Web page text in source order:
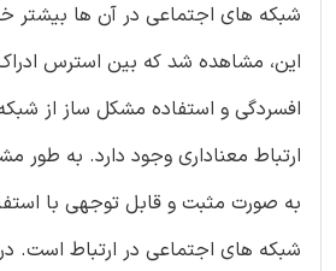
شبکه های اجتماعی در آن ها بیشتر
این، مشاهده شد که بین استرس
افسردگی و استفاده مشکل ساز از
ارتباط معناداری وجود دارد. به طور
به صورت مثبت و قابل توجهی با
شبکه های اجتماعی در ارتباط است.